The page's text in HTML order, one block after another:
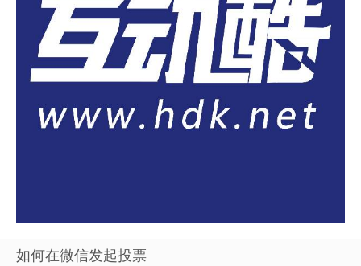
如何在微信发起投票